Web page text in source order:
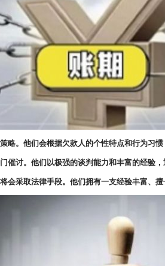
略。他们会根据欠款人的个性特点和行为习
催讨。他们以极强的谈判能力和丰富的经验
会采取法律手段。他们拥有一支经验丰富、